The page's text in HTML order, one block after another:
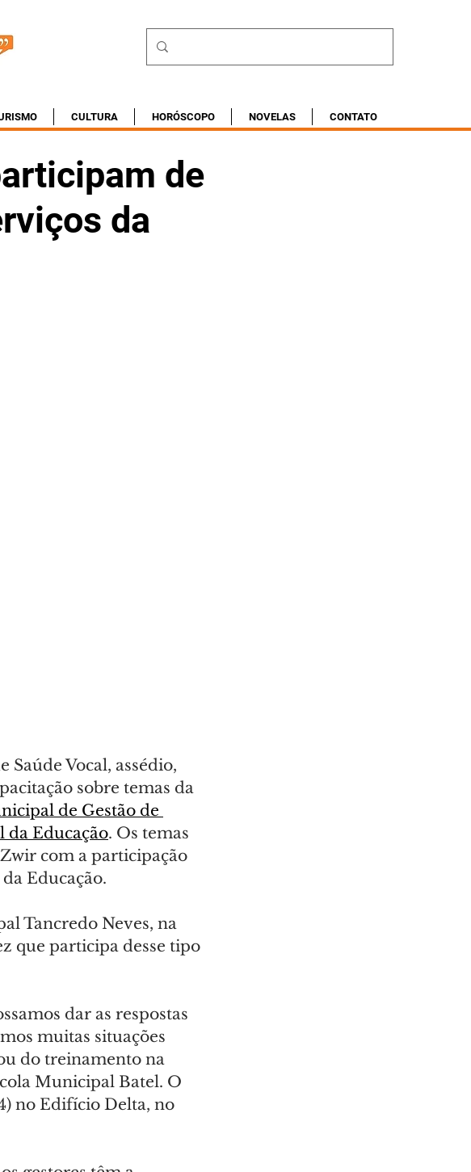
CULTURA HORÓSCOPO NOVELAS CONTATO
de
da
Vocal, assédio,
sobre temas da
de Gestão de
da Educação. Os temas
com a participação
Educação.
Tancredo Neves, na
que participa desse tipo
dar as respostas
muitas situações
do treinamento na
Municipal Batel. O
no Edifício Delta, no